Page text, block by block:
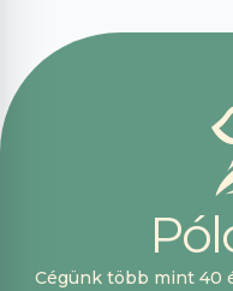
fogok innen
Pól
Cégünk több mint 40